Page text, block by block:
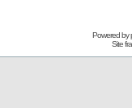
Powered by
Site